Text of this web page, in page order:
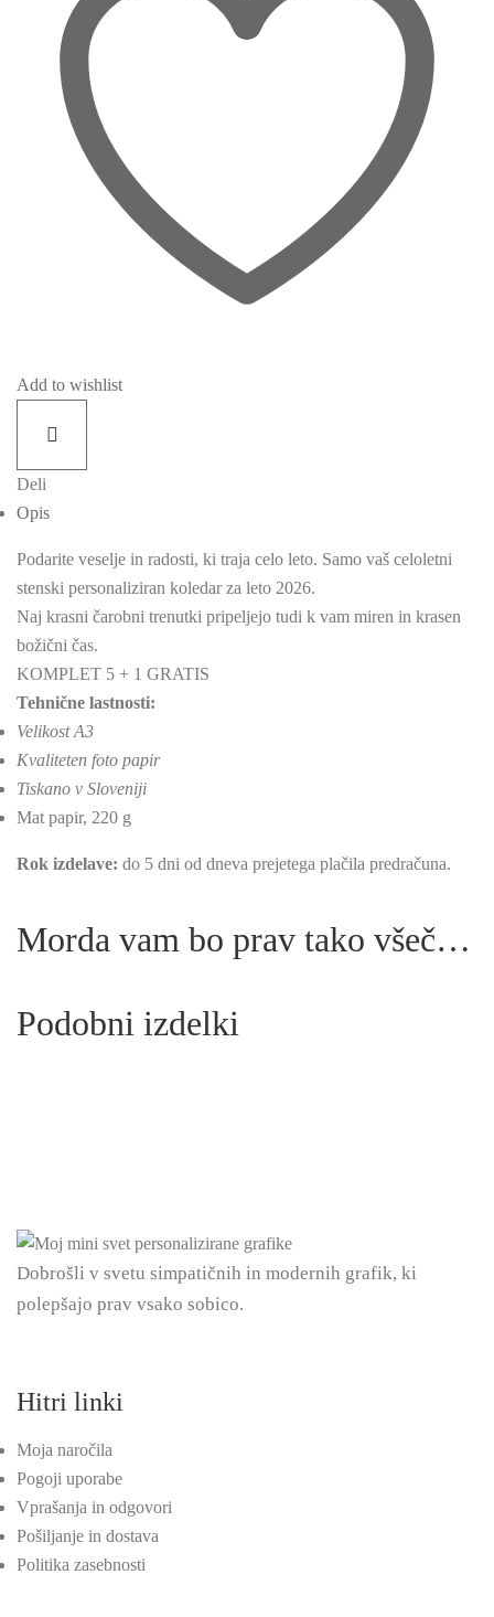
Add to wishlist
Deli
Opis
Podarite veselje in radosti, ki traja celo leto. Samo vaš celoletni
stenski personaliziran koledar za leto 2026.
Naj krasni čarobni trenutki pripeljejo tudi k vam miren in krasen
božični čas.
KOMPLET 5 + 1 GRATIS
Tehnične lastnosti:
Velikost A3
Kvaliteten foto papir
Tiskano v Sloveniji
Mat papir, 220 g
Rok izdelave: do 5 dni od dneva prejetega plačila predračuna.
Morda vam bo prav tako všeč…
Podobni izdelki
Dobrošli v svetu simpatičnih in modernih grafik, ki
polepšajo prav vsako sobico.
Hitri linki
Moja naročila
Pogoji uporabe
Vprašanja in odgovori
Pošiljanje in dostava
Politika zasebnosti